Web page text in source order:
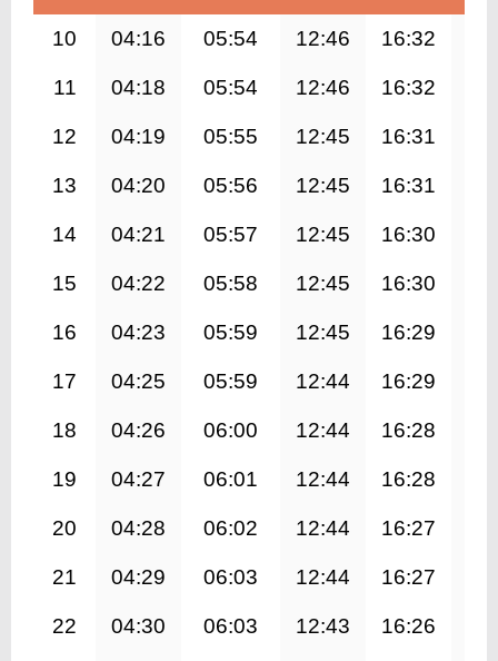
10 04:16 05:54 12:46 16:32
11 04:18 05:54 12:46 16:32
12 04:19 05:55 12:45 16:31
13 04:20 05:56 12:45 16:31
14 04:21 05:57 12:45 16:30
15 04:22 05:58 12:45 16:30
16 04:23 05:59 12:45 16:29
17 04:25 05:59 12:44 16:29
18 04:26 06:00 12:44 16:28
19 04:27 06:01 12:44 16:28
20 04:28 06:02 12:44 16:27
21 04:29 06:03 12:44 16:27
22 04:30 06:03 12:43 16:26